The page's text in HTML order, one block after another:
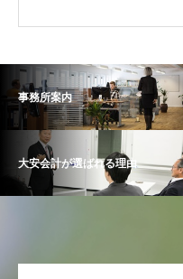
事務所案内
大安会計が選ばれる理由